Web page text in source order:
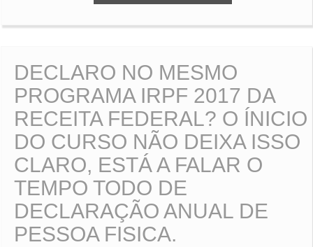
DECLARO NO MESMO
PROGRAMA IRPF 2017 DA
RECEITA FEDERAL? O ÍNICIO
DO CURSO NÃO DEIXA ISSO
CLARO, ESTÁ A FALAR O
TEMPO TODO DE
DECLARAÇÃO ANUAL DE
PESSOA FISICA.